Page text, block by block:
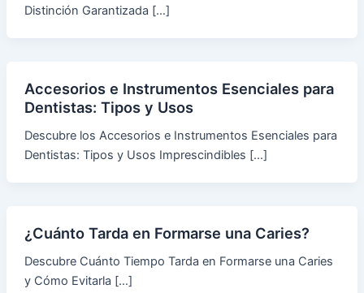
Distinción Garantizada […]
Accesorios e Instrumentos Esenciales para
Dentistas: Tipos y Usos
Descubre los Accesorios e Instrumentos Esenciales para
Dentistas: Tipos y Usos Imprescindibles […]
¿Cuánto Tarda en Formarse una Caries?
Descubre Cuánto Tiempo Tarda en Formarse una Caries
y Cómo Evitarla […]